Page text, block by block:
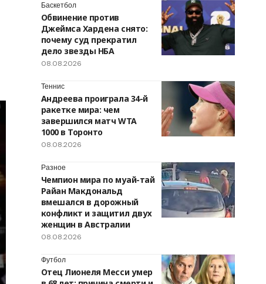
Баскетбол
Обвинение против
Джеймса Хардена снято:
почему суд прекратил
дело звезды НБА
08.08.2026
Теннис
Андреева проиграла 34-й
ракетке мира: чем
завершился матч WTA
1000 в Торонто
08.08.2026
Разное
Чемпион мира по муай-тай
Райан Макдональд
вмешался в дорожный
конфликт и защитил двух
женщин в Австралии
08.08.2026
Футбол
Отец Лионеля Месси умер